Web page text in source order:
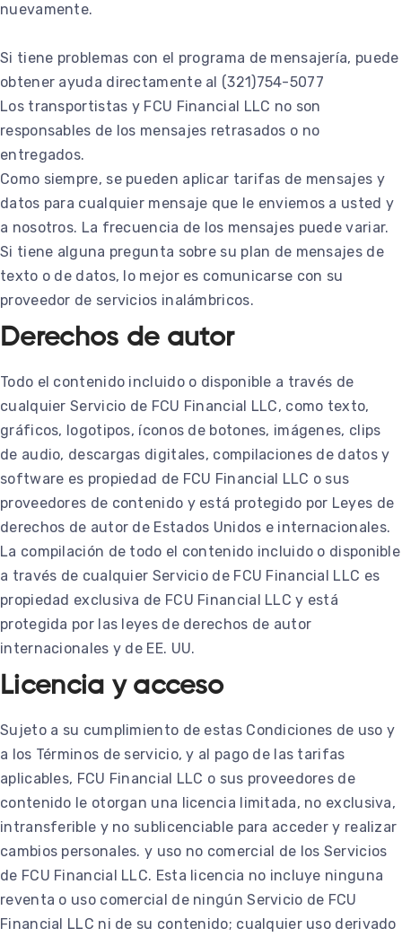
nuevamente.
Si tiene problemas con el programa de mensajería, puede
obtener ayuda directamente al (321)754-5077
Los transportistas y FCU Financial LLC no son
responsables de los mensajes retrasados ​​o no
entregados.
Como siempre, se pueden aplicar tarifas de mensajes y
datos para cualquier mensaje que le enviemos a usted y
a nosotros. La frecuencia de los mensajes puede variar.
Si tiene alguna pregunta sobre su plan de mensajes de
texto o de datos, lo mejor es comunicarse con su
proveedor de servicios inalámbricos.
Derechos de autor
Todo el contenido incluido o disponible a través de
cualquier Servicio de FCU Financial LLC, como texto,
gráficos, logotipos, íconos de botones, imágenes, clips
de audio, descargas digitales, compilaciones de datos y
software es propiedad de FCU Financial LLC o sus
proveedores de contenido y está protegido por Leyes de
derechos de autor de Estados Unidos e internacionales.
La compilación de todo el contenido incluido o disponible
a través de cualquier Servicio de FCU Financial LLC es
propiedad exclusiva de FCU Financial LLC y está
protegida por las leyes de derechos de autor
internacionales y de EE. UU.
Licencia y acceso
Sujeto a su cumplimiento de estas Condiciones de uso y
a los Términos de servicio, y al pago de las tarifas
aplicables, FCU Financial LLC o sus proveedores de
contenido le otorgan una licencia limitada, no exclusiva,
intransferible y no sublicenciable para acceder y realizar
cambios personales. y uso no comercial de los Servicios
de FCU Financial LLC. Esta licencia no incluye ninguna
reventa o uso comercial de ningún Servicio de FCU
Financial LLC ni de su contenido; cualquier uso derivado